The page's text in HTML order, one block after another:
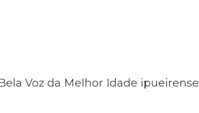
Voz da Melhor Idade ipueirense